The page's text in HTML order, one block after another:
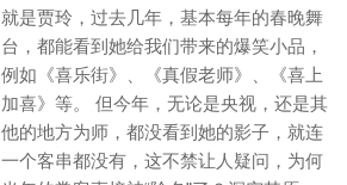
就是贾玲，过去几年，基本每年的春晚舞
台，都能看到她给我们带来的爆笑小品，
例如《喜乐街》、《真假老师》、《喜上
加喜》等。 但今年，无论是央视，还是其
他的地方为师，都没看到她的影子，就连
一个客串都没有，这不禁让人疑问，为何